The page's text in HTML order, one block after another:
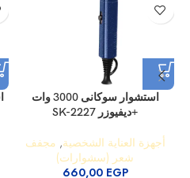
استشوار سوكانى 3000 وات
+ديفيوزر SK-2227
أجهزة العناية الشخصية, مجفف
شعر (سشوارات)
660,00 EGP